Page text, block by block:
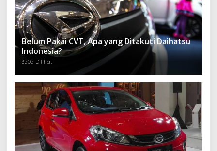
Belum Pakai CVT, Apa yang Ditakuti Daihatsu
Indonesia?
3505 Dilihat